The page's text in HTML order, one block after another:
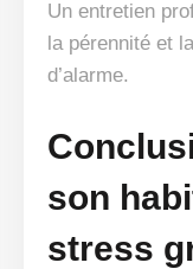
Un entretien
la pérennité et
d’alarme.
son
stress